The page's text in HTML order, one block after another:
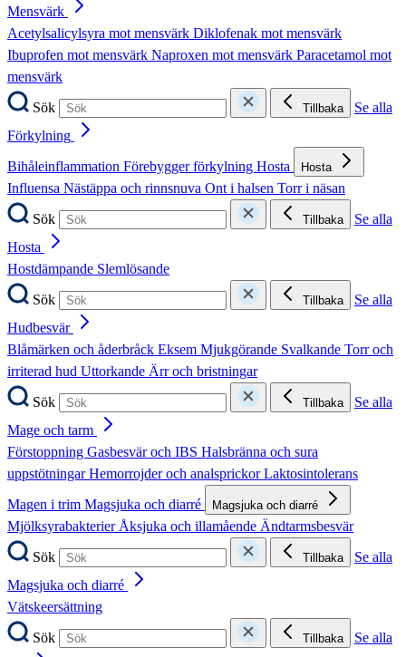
Mensvärk
Acetylsalicylsyra mot mensvärk Diklofenak mot mensvärk
Ibuprofen mot mensvärk Naproxen mot mensvärk Paracetamol mot
mensvärk
Sök
Tillbaka
Se alla
Förkylning
Bihåleinflammation Förebygger förkylning Hosta Hosta
Influensa Nästäppa och rinnsnuva Ont i halsen Torr i näsan
Sök
Tillbaka
Se alla
Hosta
Hostdämpande Slemlösande
Sök
Tillbaka
Se alla
Hudbesvär
Blåmärken och åderbråck Eksem Mjukgörande Svalkande Torr och
irriterad hud Uttorkande Ärr och bristningar
Sök
Tillbaka
Se alla
Mage och tarm
Förstoppning Gasbesvär och IBS Halsbränna och sura
uppstötningarHemorrojder och analsprickorLaktosintolerans
Magen i trim Magsjuka och diarré Magsjuka och diarré
MjölksyrabakterierÅksjuka och illamående Ändtarmsbesvär
Sök
Tillbaka
Se alla
Magsjuka och diarré
Vätskeersättning
Sök
Tillbaka
Se alla